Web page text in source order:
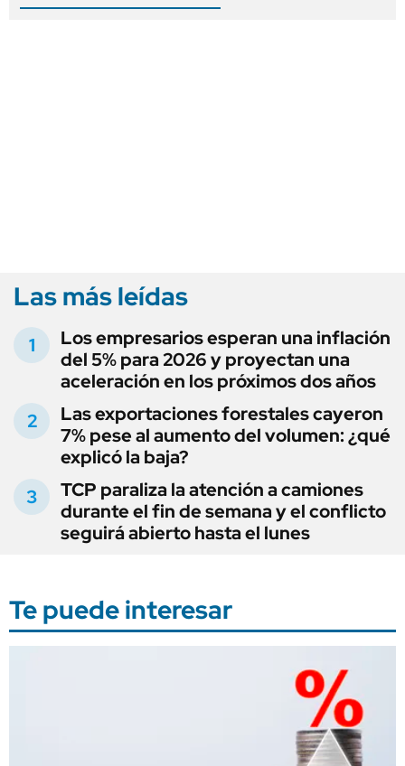
Las más leídas
Los empresarios esperan una inflación
del 5% para 2026 y proyectan una
aceleración en los próximos dos años
Las exportaciones forestales cayeron
7% pese al aumento del volumen: ¿qué
explicó la baja?
TCP paraliza la atención a camiones
durante el fin de semana y el conflicto
seguirá abierto hasta el lunes
Te puede interesar